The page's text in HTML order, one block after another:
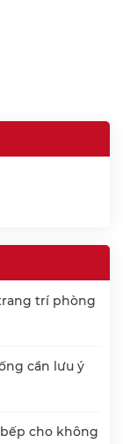
trí phòng
cần lưu ý
cho không